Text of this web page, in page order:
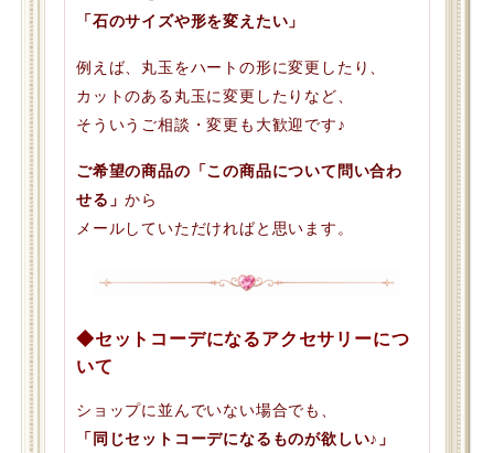
「石のサイズや形を変えたい」
例えば、丸玉をハートの形に変更したり、
カットのある丸玉に変更したりなど、
そういうご相談・変更も大歓迎です♪
ご希望の商品の「この商品について問い合わ
せる」から
メールしていただければと思います。
◆セットコーデになるアクセサリーにつ
いて
ショップに並んでいない場合でも、
「同じセットコーデになるものが欲しい♪」